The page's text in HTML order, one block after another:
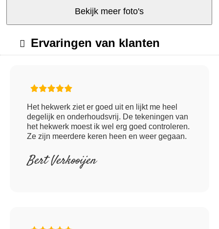
Bekijk meer foto's
Ervaringen van klanten
Het hekwerk ziet er goed uit en lijkt me heel
degelijk en onderhoudsvrij. De tekeningen van
het hekwerk moest ik wel erg goed controleren.
Ze zijn meerdere keren heen en weer gegaan.
Bert Verkooijen